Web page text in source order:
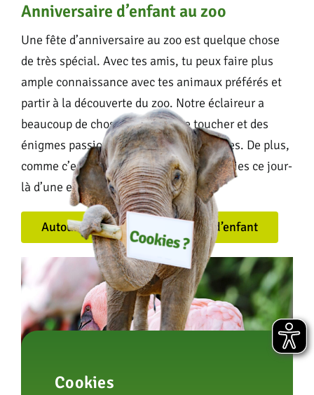
Anniversaire d’enfant au zoo
Une fête d’anniversaire au zoo est quelque chose
de très spécial. Avec tes amis, tu peux faire plus
ample connaissance avec tes animaux préférés et
partir à la découverte du zoo. Notre éclaireur a
beaucoup de choses à vous faire toucher et des
énigmes passionnantes dans ses bagages. De plus,
comme c’est ton anniversaire, tu bénéficies ce jour-
là d’une entrée gratuite au zoo.
Autour de la fête d’anniversaire d’enfant
Cookies